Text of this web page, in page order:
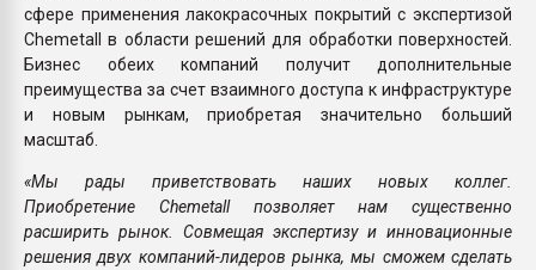
сфере применения лакокрасочных покрытий с экспертизой
Chemetall в области решений для обработки поверхностей.
Бизнес обеих компаний получит дополнительные
преимущества за счет взаимного доступа к инфраструктуре
и новым рынкам, приобретая значительно больший
масштаб.
«Мы рады приветствовать наших новых коллег.
Приобретение Chemetall позволяет нам существенно
расширить рынок. Совмещая экспертизу и инновационные
решения двух компаний-лидеров рынка, мы сможем сделать